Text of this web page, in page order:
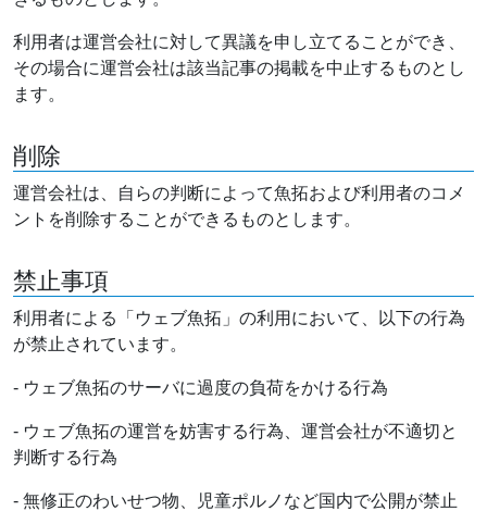
利用者は運営会社に対して異議を申し立てることができ、
その場合に運営会社は該当記事の掲載を中止するものとし
ます。
削除
運営会社は、自らの判断によって魚拓および利用者のコメ
ントを削除することができるものとします。
禁止事項
利用者による「ウェブ魚拓」の利用において、以下の行為
が禁止されています。
- ウェブ魚拓のサーバに過度の負荷をかける行為
- ウェブ魚拓の運営を妨害する行為、運営会社が不適切と
判断する行為
- 無修正のわいせつ物、児童ポルノなど国内で公開が禁止